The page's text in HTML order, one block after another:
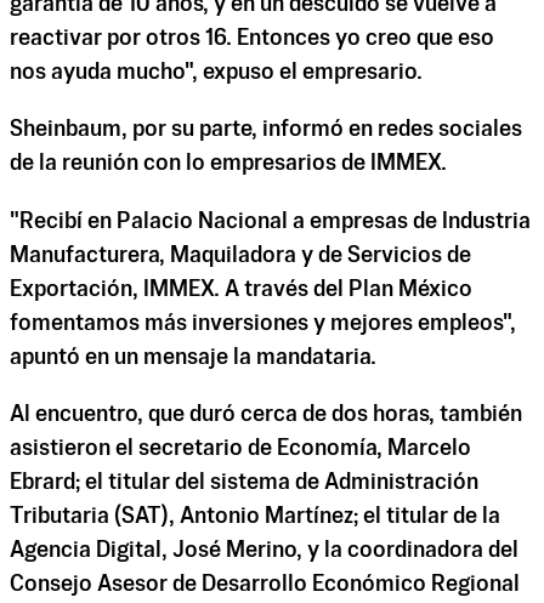
garantía de 10 años, y en un descuido se vuelve a
reactivar por otros 16. Entonces yo creo que eso
nos ayuda mucho", expuso el empresario.
Sheinbaum, por su parte, informó en redes sociales
de la reunión con lo empresarios de IMMEX.
"Recibí en Palacio Nacional a empresas de Industria
Manufacturera, Maquiladora y de Servicios de
Exportación, IMMEX. A través del Plan México
fomentamos más inversiones y mejores empleos",
apuntó en un mensaje la mandataria.
Al encuentro, que duró cerca de dos horas, también
asistieron el secretario de Economía, Marcelo
Ebrard; el titular del sistema de Administración
Tributaria (SAT), Antonio Martínez; el titular de la
Agencia Digital, José Merino, y la coordinadora del
Consejo Asesor de Desarrollo Económico Regional